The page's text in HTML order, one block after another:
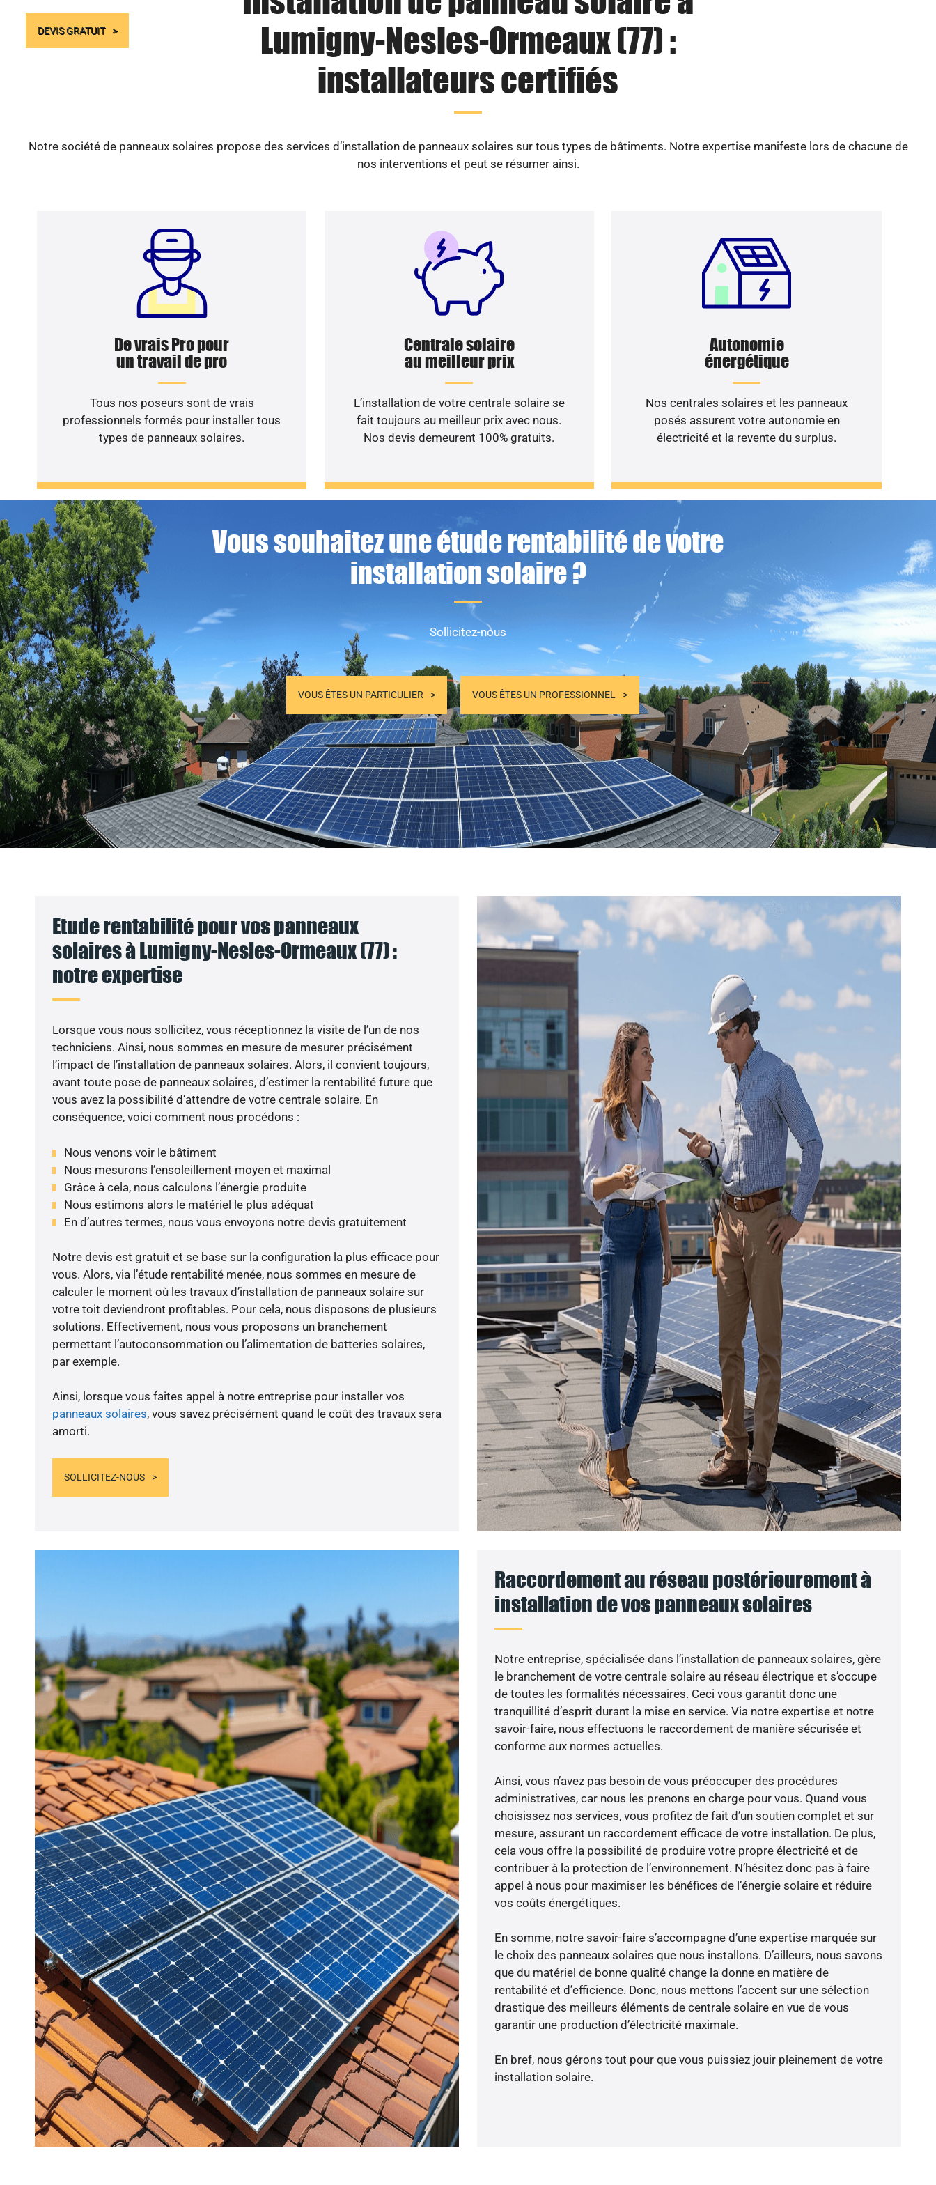
DEVIS GRATUIT
Lumigny-Nesles-Ormeaux (77) :
installateurs certifiés
Notre société de panneaux solaires propose des services d’installation de panneaux solaires sur tous types de bâtiments. Notre expertise manifeste lors de chacune de
nos interventions et peut se résumer ainsi.
De vrais Pro pour
un travail de pro
Tous nos poseurs sont de vrais
professionnels formés pour installer tous
types de panneaux solaires.
Centrale solaire
au meilleur prix
L’installation de votre centrale solaire se
fait toujours au meilleur prix avec nous.
Nos devis demeurent 100% gratuits.
Autonomie
énergétique
Nos centrales solaires et les panneaux
posés assurent votre autonomie en
électricité et la revente du surplus.
Vous souhaitez une étude rentabilité de votre
installation solaire ?
Sollicitez-nous
VOUS ÊTES UN PARTICULIER VOUS ÊTES UN PROFESSIONNEL
Etude rentabilité pour vos panneaux
solaires à Lumigny-Nesles-Ormeaux (77) :
notre expertise
Lorsque vous nous sollicitez, vous réceptionnez la visite de l’un de nos
techniciens. Ainsi, nous sommes en mesure de mesurer précisément
l’impact de l’installation de panneaux solaires. Alors, il convient toujours,
avant toute pose de panneaux solaires, d’estimer la rentabilité future que
vous avez la possibilité d’attendre de votre centrale solaire. En
conséquence, voici comment nous procédons :
Nous venons voir le bâtiment
Nous mesurons l’ensoleillement moyen et maximal
Grâce à cela, nous calculons l’énergie produite
Nous estimons alors le matériel le plus adéquat
En d’autres termes, nous vous envoyons notre devis gratuitement
Notre devis est gratuit et se base sur la configuration la plus efficace pour
vous. Alors, via l’étude rentabilité menée, nous sommes en mesure de
calculer le moment où les travaux d’installation de panneaux solaire sur
votre toit deviendront profitables. Pour cela, nous disposons de plusieurs
solutions. Effectivement, nous vous proposons un branchement
permettant l’autoconsommation ou l’alimentation de batteries solaires,
par exemple.
Ainsi, lorsque vous faites appel à notre entreprise pour installer vos
panneaux solaires, vous savez précisément quand le coût des travaux sera
amorti.
SOLLICITEZ-NOUS
Raccordement au réseau postérieurement à
installation de vos panneaux solaires
Notre entreprise, spécialisée dans l’installation de panneaux solaires, gère
le branchement de votre centrale solaire au réseau électrique et s’occupe
de toutes les formalités nécessaires. Ceci vous garantit donc une
tranquillité d’esprit durant la mise en service. Via notre expertise et notre
savoir-faire, nous effectuons le raccordement de manière sécurisée et
conforme aux normes actuelles.
Ainsi, vous n’avez pas besoin de vous préoccuper des procédures
administratives, car nous les prenons en charge pour vous. Quand vous
choisissez nos services, vous profitez de fait d’un soutien complet et sur
mesure, assurant un raccordement efficace de votre installation. De plus,
cela vous offre la possibilité de produire votre propre électricité et de
contribuer à la protection de l’environnement. N’hésitez donc pas à faire
appel à nous pour maximiser les bénéfices de l’énergie solaire et réduire
vos coûts énergétiques.
En somme, notre savoir-faire s’accompagne d’une expertise marquée sur
le choix des panneaux solaires que nous installons. D’ailleurs, nous savons
que du matériel de bonne qualité change la donne en matière de
rentabilité et d’efficience. Donc, nous mettons l’accent sur une sélection
drastique des meilleurs éléments de centrale solaire en vue de vous
garantir une production d’électricité maximale.
En bref, nous gérons tout pour que vous puissiez jouir pleinement de votre
installation solaire.